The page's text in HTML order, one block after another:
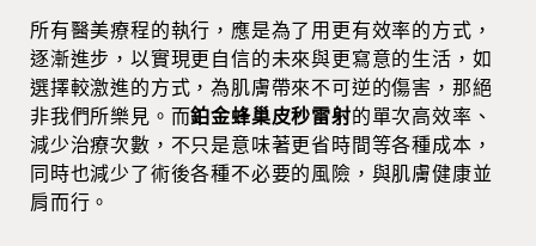
所有醫美療程的執行，應是為了用更有效率的方式，
逐漸進步，以實現更自信的未來與更寫意的生活，如
選擇較激進的方式，為肌膚帶來不可逆的傷害，那絕
非我們所樂見。而鉑金蜂巢皮秒雷射的單次高效率、
減少治療次數，不只是意味著更省時間等各種成本，
同時也減少了術後各種不必要的風險，與肌膚健康並
肩而行。